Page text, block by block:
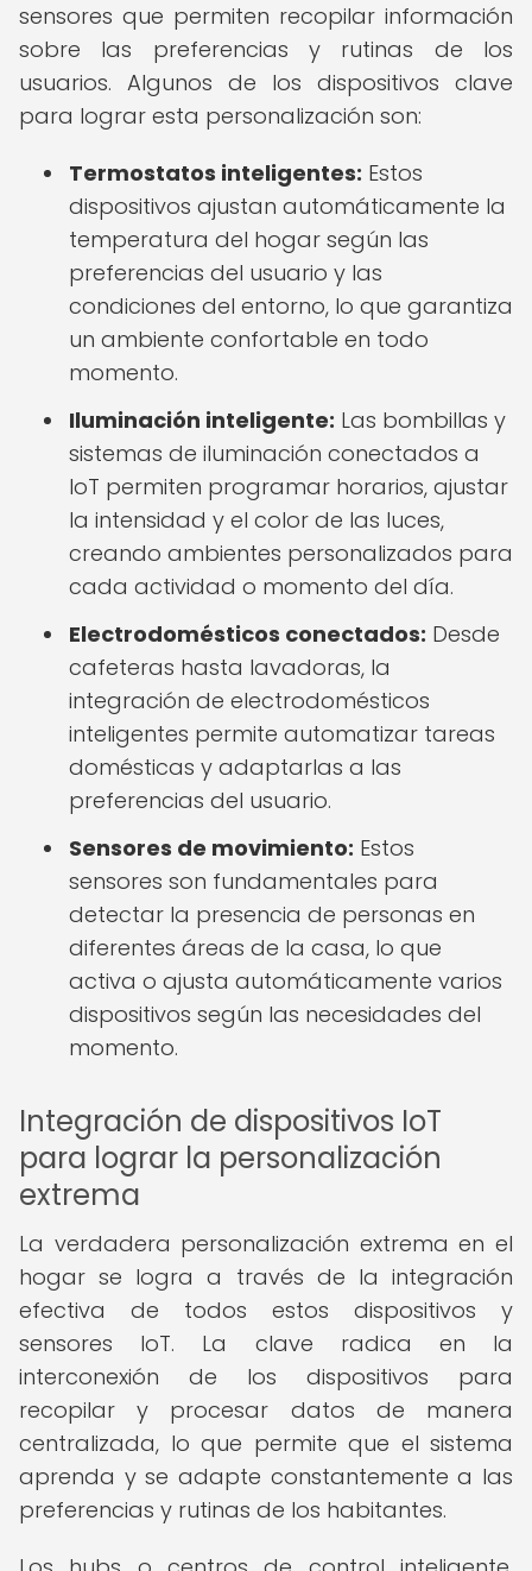
sensores que permiten recopilar información
sobre las preferencias y rutinas de los
usuarios. Algunos de los dispositivos clave
para lograr esta personalización son:
Termostatos inteligentes: Estos
dispositivos ajustan automáticamente la
temperatura del hogar según las
preferencias del usuario y las
condiciones del entorno, lo que garantiza
un ambiente confortable en todo
momento.
Iluminación inteligente: Las bombillas y
sistemas de iluminación conectados a
IoT permiten programar horarios, ajustar
la intensidad y el color de las luces,
creando ambientes personalizados para
cada actividad o momento del día.
Electrodomésticos conectados: Desde
cafeteras hasta lavadoras, la
integración de electrodomésticos
inteligentes permite automatizar tareas
domésticas y adaptarlas a las
preferencias del usuario.
Sensores de movimiento: Estos
sensores son fundamentales para
detectar la presencia de personas en
diferentes áreas de la casa, lo que
activa o ajusta automáticamente varios
dispositivos según las necesidades del
momento.
Integración de dispositivos IoT
para lograr la personalización
extrema
La verdadera personalización extrema en el
hogar se logra a través de la integración
efectiva de todos estos dispositivos y
sensores IoT. La clave radica en la
interconexión de los dispositivos para
recopilar y procesar datos de manera
centralizada, lo que permite que el sistema
aprenda y se adapte constantemente a las
preferencias y rutinas de los habitantes.